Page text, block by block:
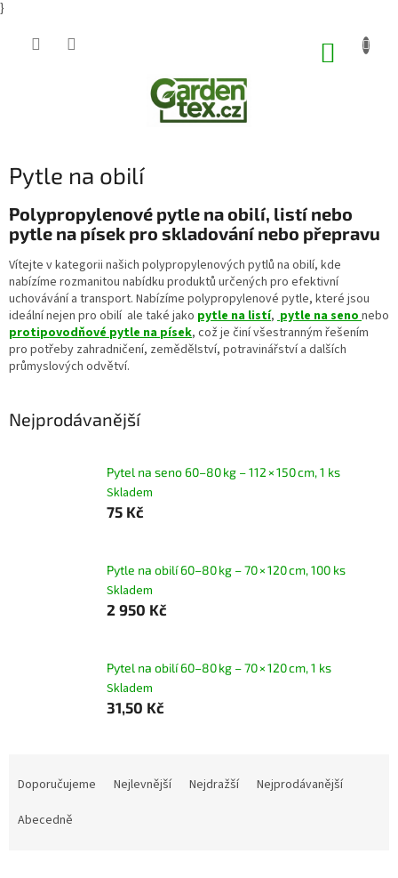
}
Pytle na obilí
Polypropylenové pytle na obilí, listí nebo
pytle na písek pro skladování nebo přepravu
Vítejte v kategorii našich polypropylenových pytlů na obilí, kde
nabízíme rozmanitou nabídku produktů určených pro efektivní
uchovávání a transport. Nabízíme polypropylenové pytle, které jsou
ideální nejen pro obilí ale také jako pytle na listí, pytle na senonebo
protipovodňové pytle na písek, což je činí všestranným řešením
pro potřeby zahradničení, zemědělství, potravinářství a dalších
průmyslových odvětví.
Nejprodávanější
Pytel na seno 60–80 kg – 112 × 150 cm, 1 ks
Skladem
75 Kč
Pytle na obilí 60–80 kg – 70 × 120 cm, 100 ks
Skladem
2 950 Kč
Pytel na obilí 60–80 kg – 70 × 120 cm, 1 ks
Skladem
31,50 Kč
Doporučujeme Nejlevnější Nejdražší
Nejprodávanější
Abecedně